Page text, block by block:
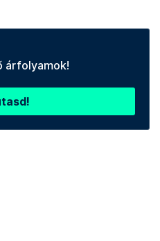
árfolyamok!